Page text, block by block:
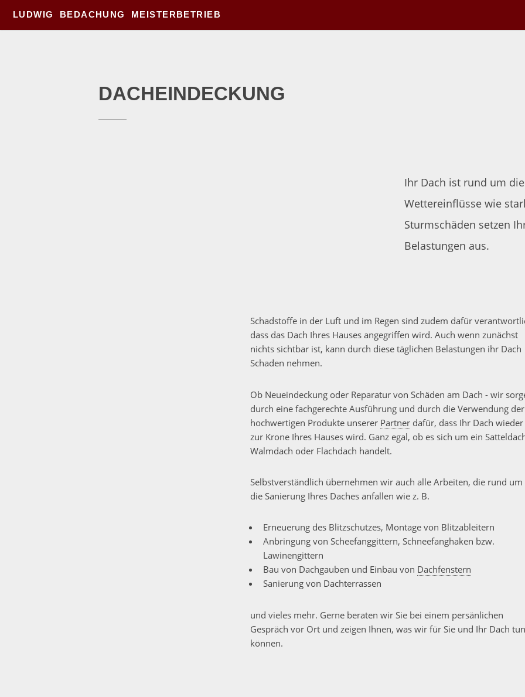
LUDWIG BEDACHUNG MEISTERBETRIEB
DACHEINDECKUNG
Ihr Dach ist rund um
Wettereinflüsse wie
Sturmschäden setzen
Belastungen aus.
Schadstoffe in der Luft und im Regen sind zudem dafür
dass das Dach Ihres Hauses angegriffen wird. Auch wenn zunächst
nichts sichtbar ist, kann durch diese täglichen Belastungen ihr Dach
Schaden nehmen.
Ob Neueindeckung oder Reparatur von Schäden am Dach - wir
durch eine fachgerechte Ausführung und durch die Verwendung der
hochwertigen Produkte unserer Partner dafür, dass Ihr Dach wieder
zur Krone Ihres Hauses wird. Ganz egal, ob es sich um ein
Walmdach oder Flachdach handelt.
Selbstverständlich übernehmen wir auch alle Arbeiten, die rund um
die Sanierung Ihres Daches anfallen wie z. B.
Erneuerung des Blitzschutzes, Montage von Blitzableitern
Anbringung von Scheefanggittern, Schneefanghaken bzw.
Lawinengittern
Bau von Dachgauben und Einbau von Dachfenstern
Sanierung von Dachterrassen
und vieles mehr. Gerne beraten wir Sie bei einem persänlichen
Gespräch vor Ort und zeigen Ihnen, was wir für Sie und Ihr Dach tun
können.